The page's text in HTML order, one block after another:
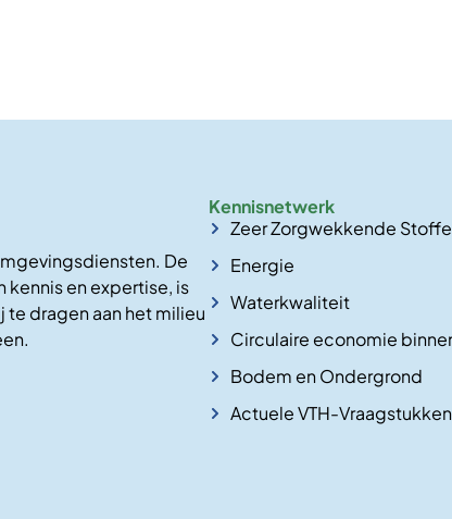
De
kennis en expertise, is
te dragen aan het milieu
Kennisnetwerk
Zeer Zorgwekkende
Energie
Waterkwaliteit
Circulaire economie
Bodem en Ondergrond
Actuele VTH-Vraagstukken